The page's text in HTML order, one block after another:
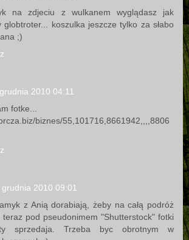
na zdjeciu z wulkanem wyglądasz jak
globtroter... koszulka jeszcze tylko za słabo
;)
2010 04:11
fotke...
biznes/55,101716,8661942,,,,8806
grudnia 2010 09:01
z Anią dorabiają, żeby na całą podróż
teraz pod pseudonimem "Shutterstock" fotki
sprzedaja. Trzeba byc obrotnym w